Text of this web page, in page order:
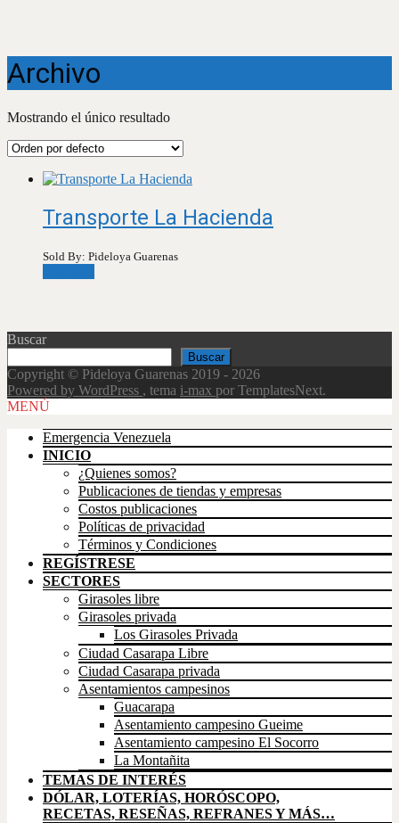
Archivo
Mostrando el único resultado
Transporte La Hacienda
Sold By: Pideloya Guarenas
Buscar
Buscar
Copyright © Pideloya Guarenas 2019 - 2026
Powered by WordPress , tema i-max por TemplatesNext.
Scroll
MENÚ
Emergencia Venezuela
INICIO
¿Quienes somos?
Publicaciones de tiendas y empresas
Costos publicaciones
Políticas de privacidad
Términos y Condiciones
REGÍSTRESE
SECTORES
Girasoles libre
Girasoles privada
Los Girasoles Privada
Ciudad Casarapa Libre
Ciudad Casarapa privada
Asentamientos campesinos
Guacarapa
Asentamiento campesino Gueime
Asentamiento campesino El Socorro
La Montañita
TEMAS DE INTERÉS
DÓLAR, LOTERÍAS, HORÓSCOPO,
RECETAS, RESEÑAS, REFRANES Y MÁS…